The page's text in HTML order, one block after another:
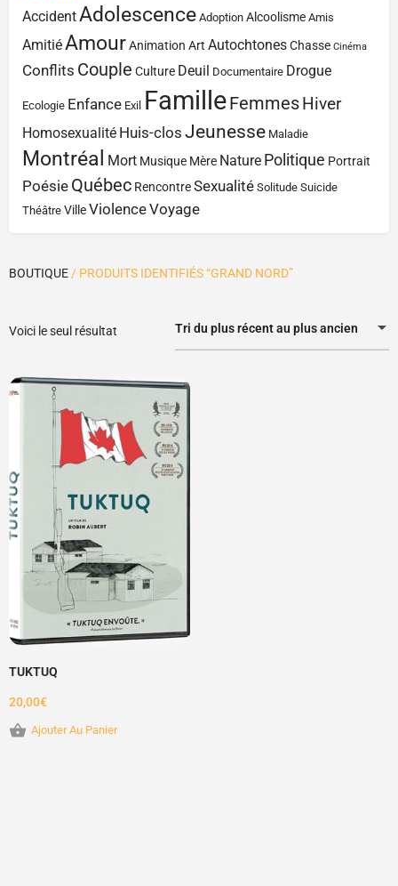
AccidentAdolescence Adoption Alcoolisme Amis
AmitiéAmourAnimation Art AutochtonesChasse Cinéma
Conflits Couple Culture Deuil Documentaire Drogue
Ecologie Enfance Exil FamilleFemmesHiver
Homosexualité Huis-clos Jeunesse Maladie
Montréal Mort Musique Mère Nature Politique Portrait
Poésie Québec RencontreSexualité Solitude Suicide
Théâtre VilleViolenceVoyage
BOUTIQUE / PRODUITS IDENTIFIÉS “GRAND NORD”
Voici le seul résultat Tri du plus récent au plus ancien
TUKTUQ
20,00€
Ajouter Au Panier